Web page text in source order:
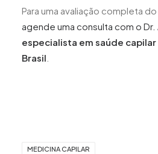
Para uma avaliação completa
agende uma consulta com o Dr.
especialista em saúde
Brasil
MEDICINA CAPILAR